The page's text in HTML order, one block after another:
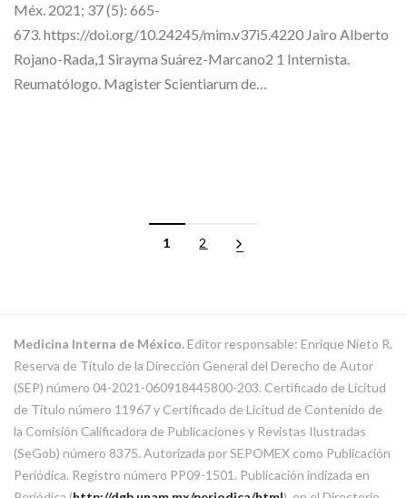
Méx. 2021; 37 (5): 665-
673. https://doi.org/10.24245/mim.v37i5.4220 Jairo Alberto
Rojano-Rada,1 Sirayma Suárez-Marcano2 1 Internista.
Reumatólogo. Magister Scientiarum de…
1 2
Medicina Interna de México.Editor responsable: Enrique Nieto R.
Reserva de Título de la Dirección General del Derecho de Autor
(SEP) número 04-2021-060918445800-203. Certificado de Licitud
de Título número 11967 y Certificado de Licitud de Contenido de
la Comisión Calificadora de Publicaciones y Revistas Ilustradas
(SeGob) número 8375. Autorizada por SEPOMEX como Publicación
Periódica. Registro número PP09-1501. Publicación indizada en